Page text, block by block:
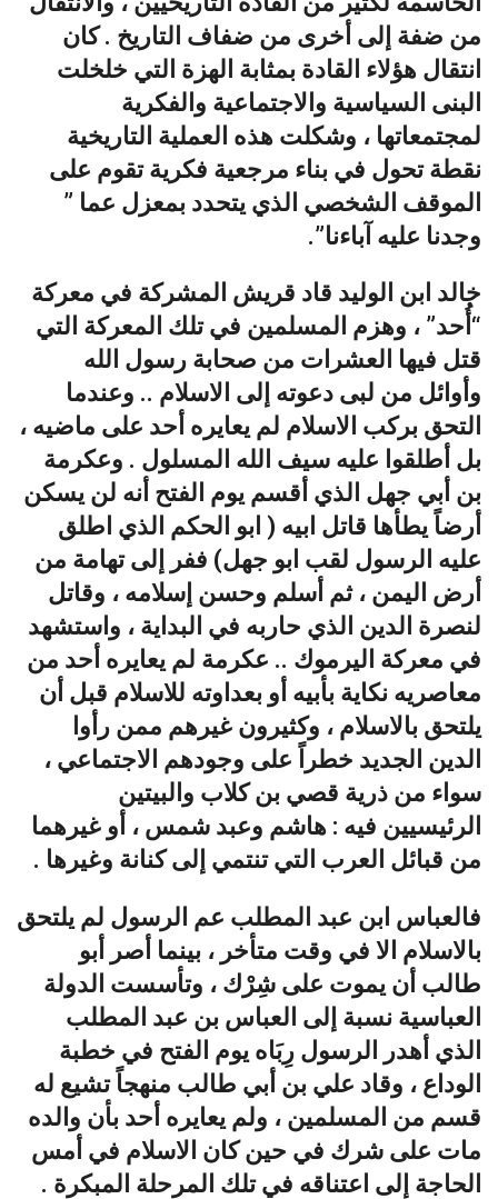
من ضفة إلى أخرى من ضفاف التاريخ . كان
انتقال هؤلاء القادة بمثابة الهزة التي خلخلت
البنى السياسية والاجتماعية والفكرية
لمجتمعاتها ، وشكلت هذه العملية التاريخية
نقطة تحول في بناء مرجعية فكرية تقوم على
الموقف الشخصي الذي يتحدد بمعزل عما ”
وجدنا عليه آباءنا”.
خالد ابن الوليد قاد قريش المشركة في معركة
“أُحد” ، وهزم المسلمين في تلك المعركة التي
قتل فيها العشرات من صحابة رسول الله
وأوائل من لبى دعوته إلى الاسلام .. وعندما
التحق بركب الاسلام لم يعايره أحد على ماضيه ،
بل أطلقوا عليه سيف الله المسلول . وعكرمة
بن أبي جهل الذي أقسم يوم الفتح أنه لن يسكن
أرضاً يطأها قاتل ابيه ( ابو الحكم الذي اطلق
عليه الرسول لقب ابو جهل) ففر إلى تهامة من
أرض اليمن ، ثم أسلم وحسن إسلامه ، وقاتل
لنصرة الدين الذي حاربه في البداية ، واستشهد
في معركة اليرموك .. عكرمة لم يعايره أحد من
معاصريه نكاية بأبيه أو بعداوته للاسلام قبل أن
يلتحق بالاسلام ، وكثيرون غيرهم ممن رأوا
الدين الجديد خطراً على وجودهم الاجتماعي ،
سواء من ذرية قصي بن كلاب والبيتين
الرئيسيين فيه : هاشم وعبد شمس ، أو غيرهما
من قبائل العرب التي تنتمي إلى كنانة وغيرها .
فالعباس ابن عبد المطلب عم الرسول لم يلتحق
بالاسلام الا في وقت متأخر ، بينما أصر أبو
طالب أن يموت على شِرْك ، وتأسست الدولة
العباسية نسبة إلى العباس بن عبد المطلب
الذي أهدر الرسول رِبَاه يوم الفتح في خطبة
الوداع ، وقاد علي بن أبي طالب منهجاً تشيع له
قسم من المسلمين ، ولم يعايره أحد بأن والده
مات على شرك في حين كان الاسلام في أمس
الحاجة إلى اعتناقه في تلك المرحلة المبكرة .